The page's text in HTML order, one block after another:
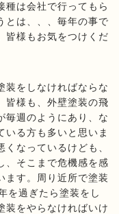
種は会社で行ってもら
とは、、、毎年の事で
皆様もお気をつけくだ
装をしなければならな
皆様も、外壁塗装の飛
毎週のようにあり、な
いる方も多いと思いま
なっているけども、
、そこまで危機感を感
ます。周り近所で塗装
を過ぎたら塗装をし
装をやらなければいけ